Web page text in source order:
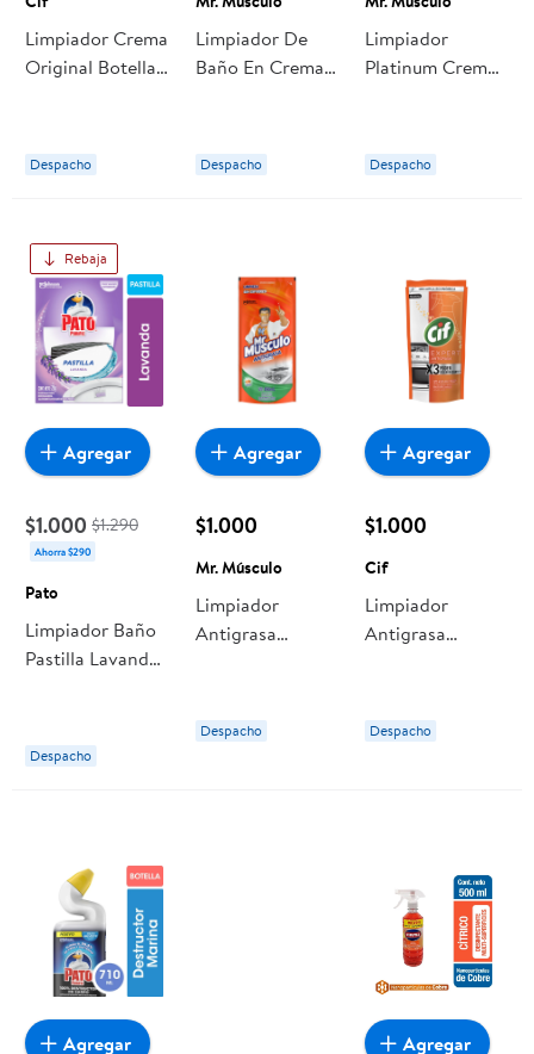
Limpiador Crema
Original Botella
Despacho
Limpiador De
Baño En Crema
Despacho
Limpiador
Platinum Crema
Despacho
Rebaja
$1.000 $1.290
Ahorra $290
Pato
Limpiador Baño
Pastilla Lavanda
Despacho
Agregar
$1.000
Mr. Músculo
Limpiador
Antigrasa
Músculo
Despacho
Agregar
$1.000
Cif
Limpiador
Antigrasa
Doypack 450 ml
Cif
Despacho
Agregar
Agregar Agregar